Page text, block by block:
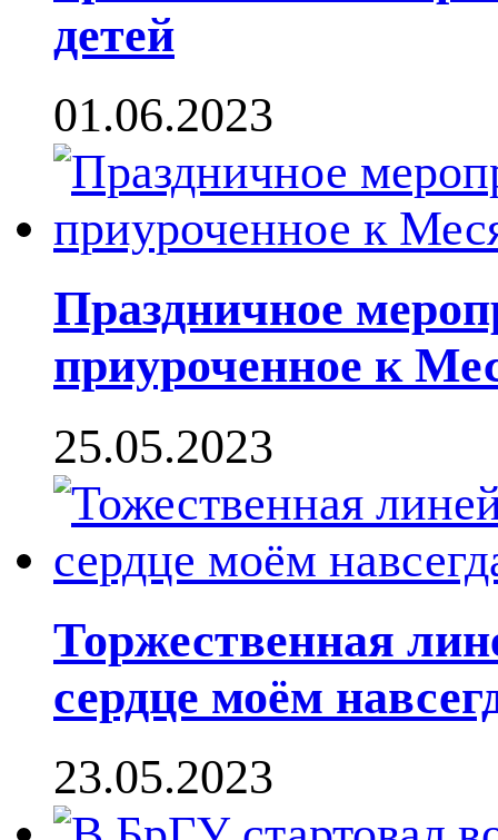
детей
01.06.2023
Праздничное
приуроченное к
25.05.2023
Торжественная
сердце моём
23.05.2023